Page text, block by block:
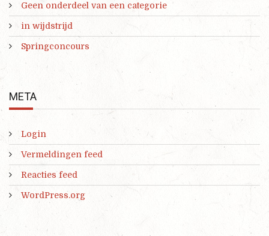
Geen onderdeel van een categorie
in wijdstrijd
Springconcours
META
Login
Vermeldingen feed
Reacties feed
WordPress.org